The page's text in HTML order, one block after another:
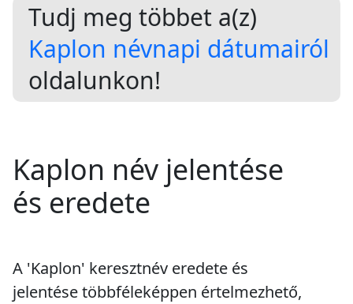
Tudj meg többet a(z)
Kaplon névnapi dátumairól
oldalunkon!
Kaplon név jelentése
és eredete
A 'Kaplon' keresztnév eredete és
jelentése többféleképpen értelmezhető,